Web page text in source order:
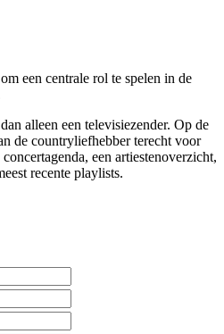
een centrale rol te spelen in de
alleen een televisiezender. Op de
de countryliefhebber terecht voor
een artiestenoverzicht,
recente playlists.